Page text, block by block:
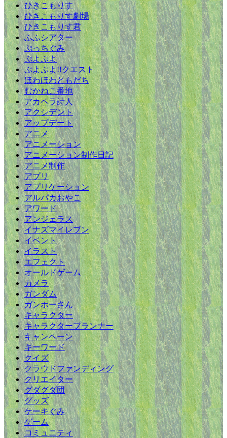
ひきこもりす
ひきこもりす劇場
ひきこもりす君
ふふシアター
ぷっちぐみ
ぷよぷよ
ぷよぷよ!!クエスト
ほわほわともだち
むかねこ番地
アカペラ詩人
アクシデント
アップデート
アニメ
アニメーション
アニメーション制作日記
アニメ制作
アプリ
アプリケーション
アルパカおやこ
アワード
アンジェラス
イナズマイレブン
イベント
イラスト
エフェクト
オールドゲーム
カメラ
ガンダム
ガンホーさん
キャラクター
キャラクタープランナー
キャンペーン
キーワード
クイズ
クラウドファンディング
クリエイター
グダグダ団
グッズ
ケーキぐみ
ゲーム
コミュニティ